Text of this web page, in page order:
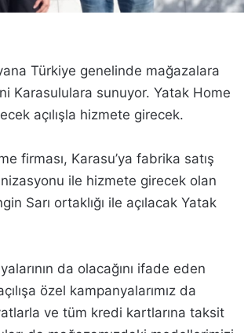
Türkiye genelinde mağazalara
Karasululara sunuyor. Yatak Home
açılışla hizmete girecek.
firması, Karasu’ya fabrika satış
ile hizmete girecek olan
Sarı ortaklığı ile açılacak Yatak
da olacağını ifade eden
özel kampanyalarımız da
ve tüm kredi kartlarına taksit